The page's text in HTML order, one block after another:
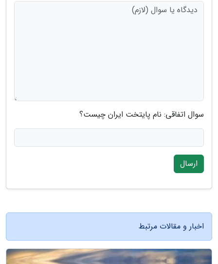
سوال اتفاقی: نام پایتخت ایران چیست؟
ارسال
اخبار و مقالات مرتبط